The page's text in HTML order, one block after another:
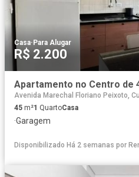
Casa·Para Alugar
R$ 2.200
Apartamento no Centro de
Avenida Marechal Floriano Peixoto,
45 m²1 QuartoCasa
·Garagem
Disponibilizado Há 2 semanas por